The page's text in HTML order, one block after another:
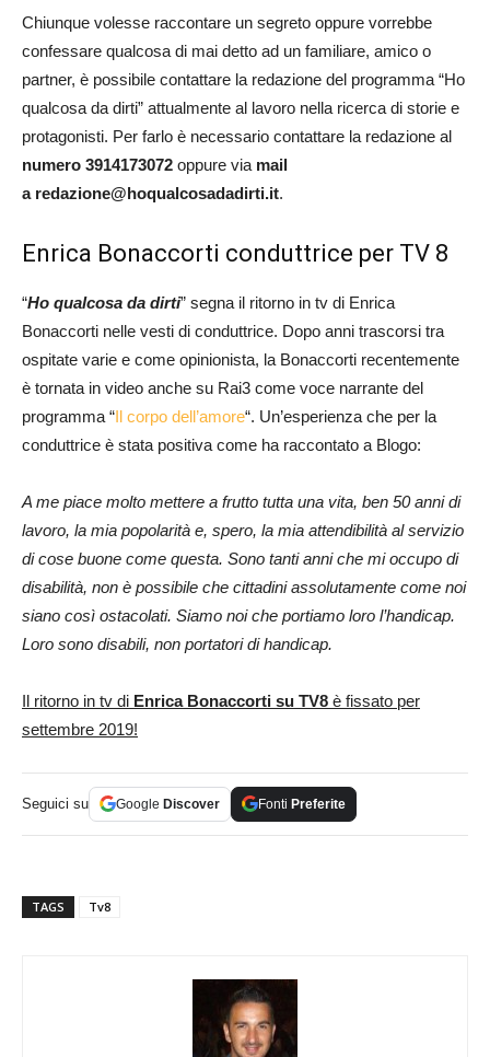
Chiunque volesse raccontare un segreto oppure vorrebbe
confessare qualcosa di mai detto ad un familiare, amico o
partner, è possibile contattare la redazione del programma “Ho
qualcosa da dirti” attualmente al lavoro nella ricerca di storie e
protagonisti. Per farlo è necessario contattare la redazione al
numero 3914173072 oppure via mail
a redazione@hoqualcosadadirti.it.
Enrica Bonaccorti conduttrice per TV 8
“Ho qualcosa da dirti” segna il ritorno in tv di Enrica
Bonaccorti nelle vesti di conduttrice. Dopo anni trascorsi tra
ospitate varie e come opinionista, la Bonaccorti recentemente
è tornata in video anche su Rai3 come voce narrante del
programma “Il corpo dell’amore“. Un’esperienza che per la
conduttrice è stata positiva come ha raccontato a Blogo:
A me piace molto mettere a frutto tutta una vita, ben 50 anni di
lavoro, la mia popolarità e, spero, la mia attendibilità al servizio
di cose buone come questa. Sono tanti anni che mi occupo di
disabilità, non è possibile che cittadini assolutamente come noi
siano così ostacolati. Siamo noi che portiamo loro l’handicap.
Loro sono disabili, non portatori di handicap.
Il ritorno in tv di Enrica Bonaccorti su TV8 è fissato per
settembre 2019!
Seguici su Google Discover Fonti Preferite
TAGS Tv8